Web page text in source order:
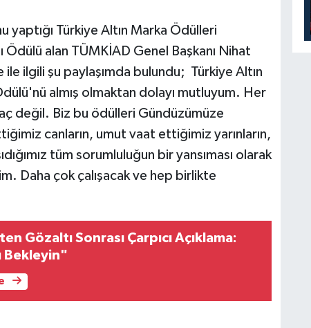
yaptığı Türkiye Altın Marka Ödülleri
alan TÜMKİAD Genel Başkanı Nihat
ile ilgili şu paylaşımda bulundu; Türkiye Altın
almış olmaktan dolayı mutluyum. Her
değil. Biz bu ödülleri Gündüzümüze
canların, umut vaat ettiğimiz yarınların,
tüm sorumluluğun bir yansıması olarak
Daha çok çalışacak ve hep birlikte
Gözaltı Sonrası Çarpıcı Açıklama:
Bekleyin"